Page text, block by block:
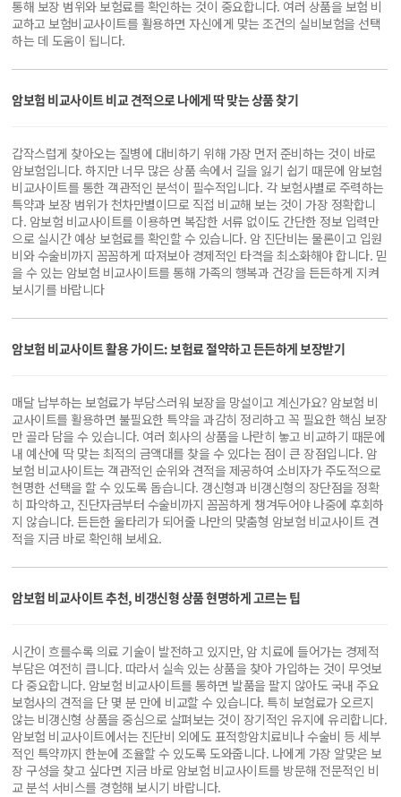
통해 보장 범위와 보험료를 확인하는 것이 중요합니다. 여러 상품을 보험 비
교하고 보험비교사이트를 활용하면 자신에게 맞는 조건의 실비보험을 선택
하는 데 도움이 됩니다.
암보험 비교사이트 비교 견적으로 나에게 딱 맞는 상품 찾기
갑작스럽게 찾아오는 질병에 대비하기 위해 가장 먼저 준비하는 것이 바로
암보험입니다. 하지만 너무 많은 상품 속에서 길을 잃기 쉽기 때문에 암보험
비교사이트를 통한 객관적인 분석이 필수적입니다. 각 보험사별로 주력하는
특약과 보장 범위가 천차만별이므로 직접 비교해 보는 것이 가장 정확합니
다. 암보험 비교사이트를 이용하면 복잡한 서류 없이도 간단한 정보 입력만
으로 실시간 예상 보험료를 확인할 수 있습니다. 암 진단비는 물론이고 입원
비와 수술비까지 꼼꼼하게 따져보아 경제적인 타격을 최소화해야 합니다. 믿
을 수 있는 암보험 비교사이트를 통해 가족의 행복과 건강을 든든하게 지켜
보시기를 바랍니다
암보험 비교사이트 활용 가이드: 보험료 절약하고 든든하게 보장받기
매달 납부하는 보험료가 부담스러워 보장을 망설이고 계신가요? 암보험 비
교사이트를 활용하면 불필요한 특약을 과감히 정리하고 꼭 필요한 핵심 보장
만 골라 담을 수 있습니다. 여러 회사의 상품을 나란히 놓고 비교하기 때문에
내 예산에 딱 맞는 최적의 금액대를 찾을 수 있다는 점이 큰 장점입니다. 암
보험 비교사이트는 객관적인 순위와 견적을 제공하여 소비자가 주도적으로
현명한 선택을 할 수 있도록 돕습니다. 갱신형과 비갱신형의 장단점을 정확
히 파악하고, 진단자금부터 수술비까지 꼼꼼하게 챙겨두어야 나중에 후회하
지 않습니다. 든든한 울타리가 되어줄 나만의 맞춤형 암보험 비교사이트 견
적을 지금 바로 확인해 보세요.
암보험 비교사이트 추천, 비갱신형 상품 현명하게 고르는 팁
시간이 흐를수록 의료 기술이 발전하고 있지만, 암 치료에 들어가는 경제적
부담은 여전히 큽니다. 따라서 실속 있는 상품을 찾아 가입하는 것이 무엇보
다 중요합니다. 암보험 비교사이트를 통하면 발품을 팔지 않아도 국내 주요
보험사의 견적을 단 몇 분 만에 비교할 수 있습니다. 특히 보험료가 오르지
않는 비갱신형 상품을 중심으로 살펴보는 것이 장기적인 유지에 유리합니다.
암보험 비교사이트에서는 진단비 외에도 표적항암치료비나 수술비 등 세부
적인 특약까지 한눈에 조율할 수 있도록 도와줍니다. 나에게 가장 알맞은 보
장 구성을 찾고 싶다면 지금 바로 암보험 비교사이트를 방문해 전문적인 비
교 분석 서비스를 경험해 보시기 바랍니다.